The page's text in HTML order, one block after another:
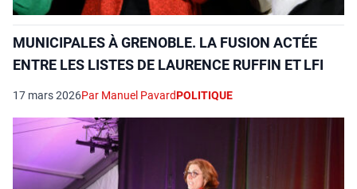
MUNICIPALES À GRENOBLE. LA FUSION ACTÉE
ENTRE LES LISTES DE LAURENCE RUFFIN ET LFI
17 mars 2026Par Manuel PavardPOLITIQUE